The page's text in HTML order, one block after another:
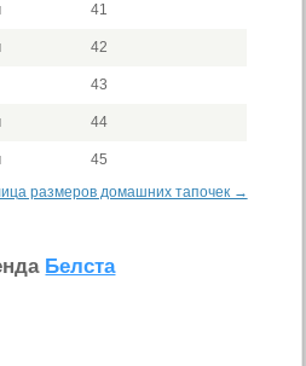
41
42
43
44
45
размеров домашних тапочек →
Белста